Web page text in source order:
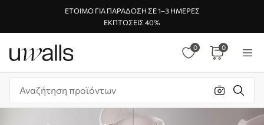
ΈΤΟΙΜΟ ΓΙΑ ΠΑΡΆΔΟΣΗ ΣΕ 1–3 ΗΜΈΡΕΣ
ΕΚΠΤΏΣΕΙΣ 40%
0 0